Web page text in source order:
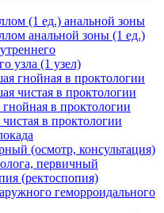
(1 ед.) анальной зоны
анальной зоны (1 ед.)
узла (1 узел)
гнойная в проктологии
чистая в проктологии
гнойная в проктологии
в проктологии
(осмотр, консультация)
первичный
(ректоспопия)
геморроидального